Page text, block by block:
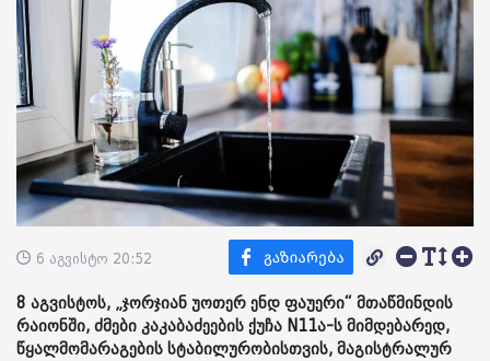
6 აგვისტო 20:52
8 აგვისტოს, „ჯორჯიან უოთერ ენდ ფაუერი“ მთაწმინდის
რაიონში, ძმები კაკაბაძეების ქუჩა N11ა-ს მიმდებარედ,
წყალმომარაგების სტაბილურობისთვის, მაგისტრალურ